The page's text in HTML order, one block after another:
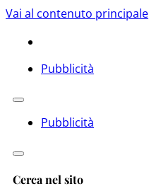
Vai al contenuto principale
Pubblicità
Pubblicità
Cerca nel sito